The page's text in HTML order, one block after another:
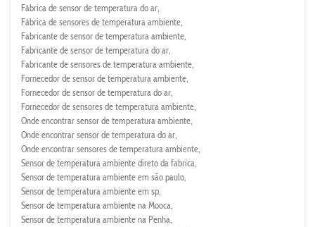
Fábrica de sensor de temperatura do ar
Fábrica de sensores de temperatura ambiente
Fabricante de sensor de temperatura ambiente
Fabricante de sensor de temperatura do ar
Fabricante de sensores de temperatura ambiente
Fornecedor de sensor de temperatura ambiente
Fornecedor de sensor de temperatura do ar
Fornecedor de sensores de temperatura ambiente
Onde encontrar sensor de temperatura ambiente
Onde encontrar sensor de temperatura do ar
Onde encontrar sensores de temperatura ambiente
Sensor de temperatura ambiente direto da fabrica
Sensor de temperatura ambiente em são paulo
Sensor de temperatura ambiente em sp
Sensor de temperatura ambiente na Mooca
Sensor de temperatura ambiente na Penha